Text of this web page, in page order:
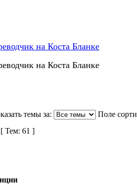
на Коста Бланке
на Коста Бланке
темы за:
Поле
[ Тем: 61 ]